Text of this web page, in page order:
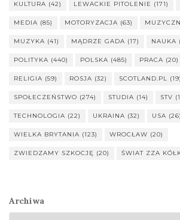
KULTURA (42) LEWACKIE PITOLENIE (171)
MEDIA (85) MOTORYZACJA (63)
MUZYKA (41) MĄDRZE GADA (17) NAUKA
POLITYKA (440) POLSKA (485) PRACA (20)
RELIGIA (59) ROSJA (32) SCOTLAND.PL (19)
SPOŁECZEŃSTWO (274) STUDIA (14) STV
TECHNOLOGIA (22) UKRAINA (32) USA (26)
WIELKA BRYTANIA (123) WROCŁAW (20)
ZWIEDZAMY SZKOCJĘ (20) ŚWIAT ZZA
Archiwa